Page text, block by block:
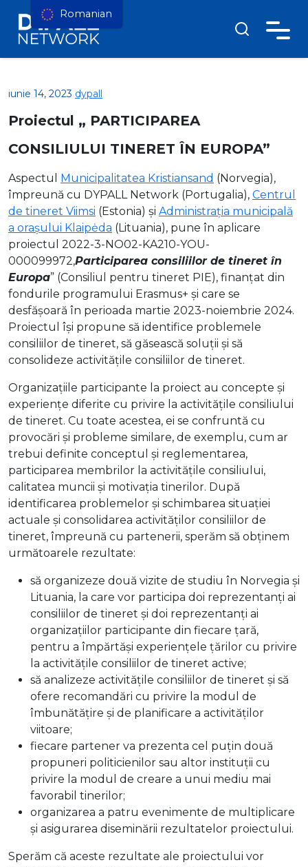
iunie 14, 2023 dypall
Proiectul „ PARTICIPAREA
CONSILIULUI TINERET ÎN EUROPA”
Aspectul Municipalitatea Kristiansand (Norvegia),
împreună cu DYPALL Network (Portugalia), Centrul
de tineret Viimsi (Estonia) și Administrația municipală
a orașului Klaipėda (Lituania), pune în aplicare
proiectul 2022-3-NO02-KA210-YOU-
000099972,Participarea consiliilor de tineret în
Europa” (Consiliul pentru tineret PIE), finanțat din
fondurile programului Erasmus+ și care se
desfășoară în perioada martie 2023-noiembrie 2024.
Proiectul își propune să identifice problemele
consiliilor de tineret, să găsească soluții și să
consolideze activitățile consiliilor de tineret.
Organizațiile participante la proiect au concepte și
experiențe diferite cu privire la activitățile consiliului
de tineret. Cu toate acestea, ei se confruntă cu
provocări și probleme similare, de exemplu, cum ar
trebui definite conceptul și reglementarea,
participarea membrilor la activitățile consiliului,
calitatea muncii și motivația tinerilor. După
identificarea problemelor și schimbarea situației
actuale și consolidarea activităților consiliilor de
tineret, împreună cu partenerii, sperăm să obținem
următoarele rezultate:
să organizeze două vizite de studiu în Norvegia și
Lituania, la care vor participa doi reprezentanți ai
consiliilor de tineret și doi reprezentanți ai
organizațiilor participante din fiecare țară,
pentru a împărtăși experiențele țărilor cu privire
la activitățile consiliilor de tineret active;
să analizeze activitățile consiliilor de tineret și să
ofere recomandări cu privire la modul de
îmbunătățire și de planificare a activităților
viitoare;
fiecare partener va prezenta cel puțin două
propuneri politicienilor sau altor instituții cu
privire la modul de creare a unui mediu mai
favorabil tinerilor;
organizarea a patru evenimente de multiplicare
și asigurarea diseminării rezultatelor proiectului.
Sperăm că aceste rezultate ale proiectului vor
Romanian